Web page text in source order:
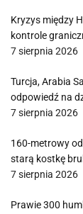
Kryzys między
kontrole
7 sierpnia 2026
Turcja, Arabia
odpowiedź na
7 sierpnia 2026
160-metrowy
starą kostkę
7 sierpnia 2026
Prawie 300